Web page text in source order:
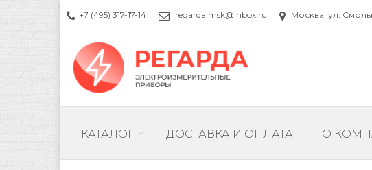
+7 (495) 317-17-14 regarda.msk@inbox.ru Москва, ул.
КАТАЛОГ ДОСТАВКА И ОПЛАТА О